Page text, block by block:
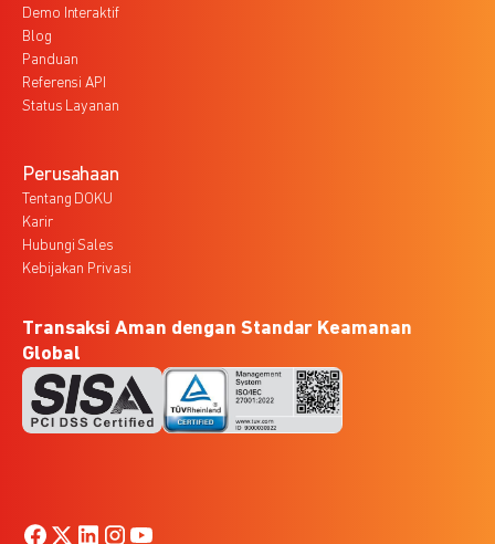
Demo Interaktif
Blog
Panduan
Referensi API
Status Layanan
Perusahaan
Tentang DOKU
Karir
Hubungi Sales
Kebijakan Privasi
Transaksi Aman dengan Standar Keamanan
Global